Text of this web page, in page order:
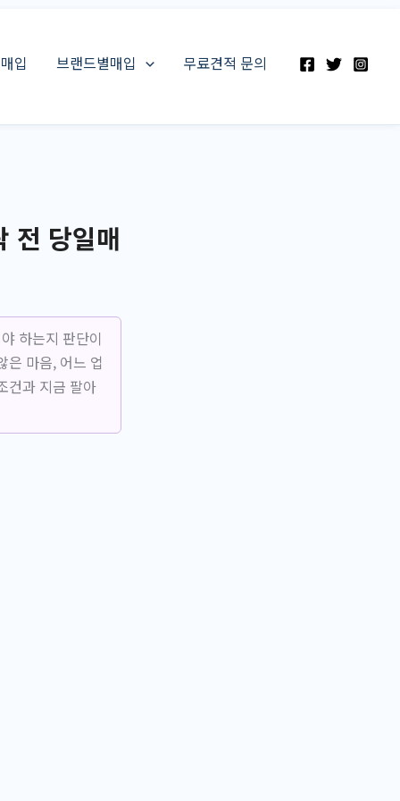
입 브랜드별매입 무료견적 문의
전 당일매
하는지 판단이
은 마음, 어느 업
건과 지금 팔아